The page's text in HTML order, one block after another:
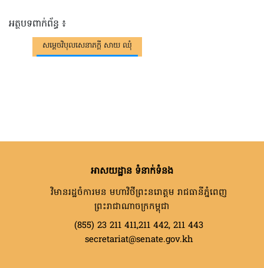
អត្ថបទពាក់ព័ន្ធ ៖
សម្តេចវិបុលសេនាភក្តី សាយ ឈុំ
អាសយដ្ឋាន ទំនាក់ទំនង
វិមានរដ្ឋចំការមន មហាវិថីព្រះនរោត្តម រាជធានីភ្នំពេញ
ព្រះរាជាណាចក្រកម្ពុជា
(855) 23 211 411,211 442, 211 443
secretariat@senate.gov.kh